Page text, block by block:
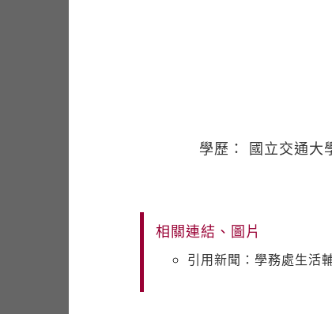
學歷： 國立交通大
相關連結、圖片
引用新聞：學務處生活